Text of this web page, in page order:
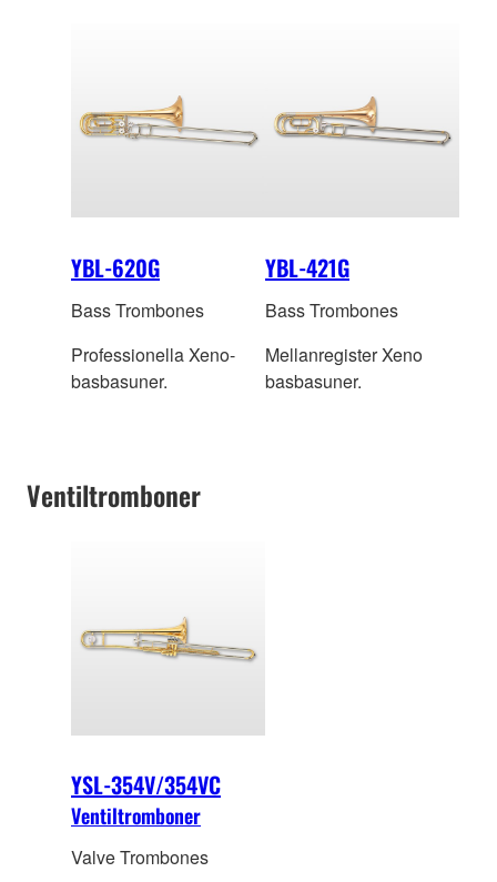
YBL-620G
Bass Trombones
Professionella Xeno-
basbasuner.
YBL-421G
Bass Trombones
Mellanregister Xeno
basbasuner.
Ventiltromboner
YSL-354V/354VC
Ventiltromboner
Valve Trombones